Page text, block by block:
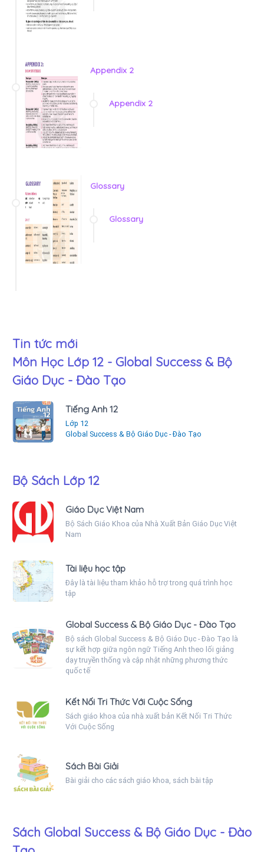
Appendix 2
Appendix 2
Glossary
Glossary
Tin tức mới
Môn Học Lớp 12 - Global Success & Bộ
Giáo Dục - Đào Tạo
Tiếng Anh 12
Lớp 12
Global Success & Bộ Giáo Dục - Đào Tạo
Bộ Sách Lớp 12
Giáo Dục Việt Nam
Bộ Sách Giáo Khoa của Nhà Xuất Bản Giáo Dục Việt
Nam
Tài liệu học tập
Đây là tài liệu tham khảo hỗ trợ trong quá trình học
tập
Global Success & Bộ Giáo Dục - Đào Tạo
Bộ sách Global Success & Bộ Giáo Dục - Đào Tạo là
sự kết hợp giữa ngôn ngữ Tiếng Anh theo lối giảng
dạy truyền thống và cập nhật những phương thức
quốc tế
Kết Nối Tri Thức Với Cuộc Sống
Sách giáo khoa của nhà xuất bản Kết Nối Tri Thức
Với Cuộc Sống
Sách Bài Giải
Bài giải cho các sách giáo khoa, sách bài tập
Sách Global Success & Bộ Giáo Dục - Đào